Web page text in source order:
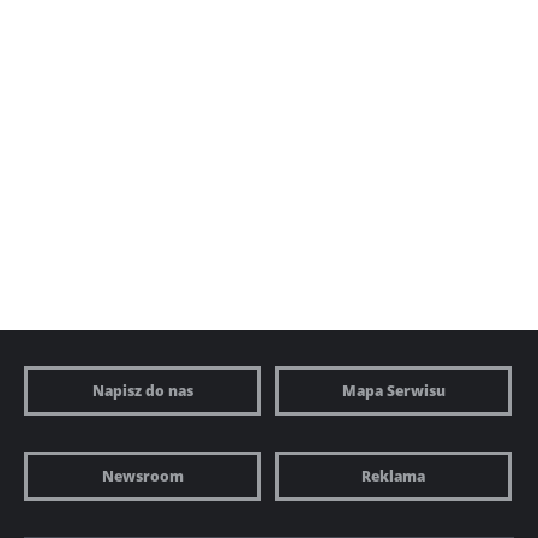
Napisz do nas Mapa Serwisu
Newsroom Reklama